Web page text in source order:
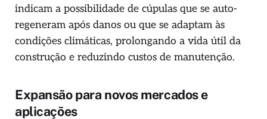
indicam a possibilidade de cúpulas que se auto-
regeneram após danos ou que se adaptam às
condições climáticas, prolongando a vida útil da
construção e reduzindo custos de manutenção.
Expansão para novos mercados e
aplicações